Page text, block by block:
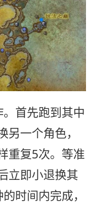
首先跑到其中
一个角色，
重复5次。等准
立即小退换其
时间内完成，